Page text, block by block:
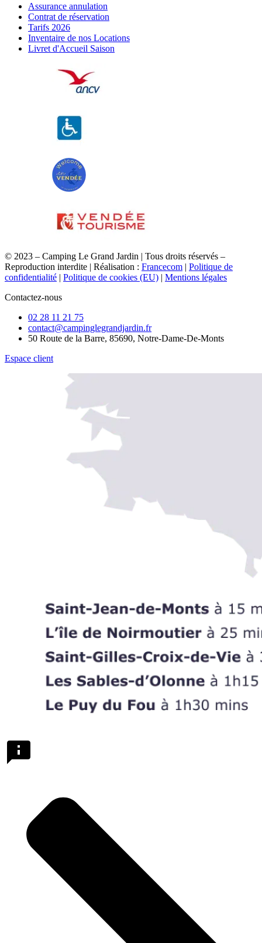
Assurance annulation
Contrat de réservation
Tarifs 2026
Inventaire de nos Locations
Livret d'Accueil Saison
© 2023 – Camping Le Grand Jardin | Tous droits réservés –
Reproduction interdite | Réalisation : Francecom | Politique de
confidentialité | Politique de cookies (EU) | Mentions légales
Contactez-nous
02 28 11 21 75
contact@campinglegrandjardin.fr
50 Route de la Barre, 85690, Notre-Dame-De-Monts
Espace client